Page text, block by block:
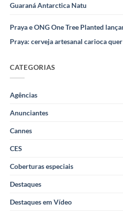
Guaraná Antarctica Natu
Praya e ONG One Tree Planted
Praya: cerveja artesanal carioca
CATEGORIAS
Agências
Anunciantes
Cannes
CES
Coberturas especiais
Destaques
Destaques em Vídeo